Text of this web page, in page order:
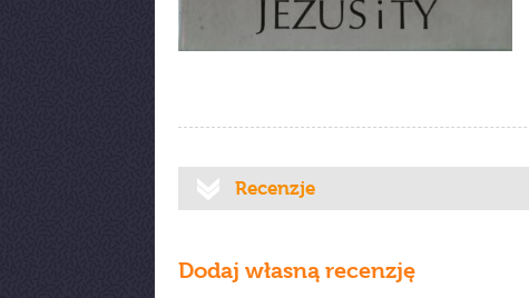
Recenzje
Dodaj własną recenzję